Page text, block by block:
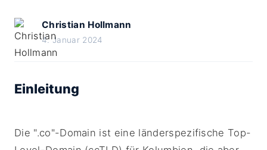
Christian Hollmann
4. Januar 2024
Einleitung
Die ".co"-Domain ist eine länderspezifische Top-